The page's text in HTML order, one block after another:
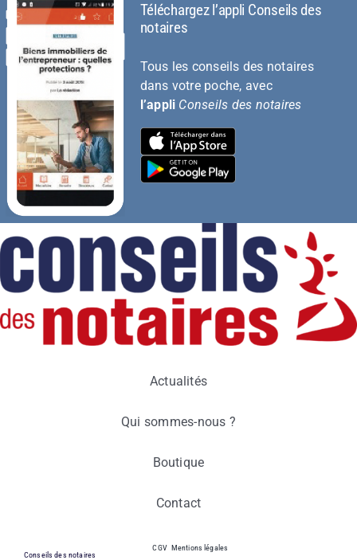
Téléchargez l’appli Conseils des
notaires
Tous les conseils des notaires
dans votre poche, avec
l’appli Conseils des notaires
Actualités
Qui sommes-nous ?
Boutique
Contact
Conseils des notaires
CGV Mentions légales